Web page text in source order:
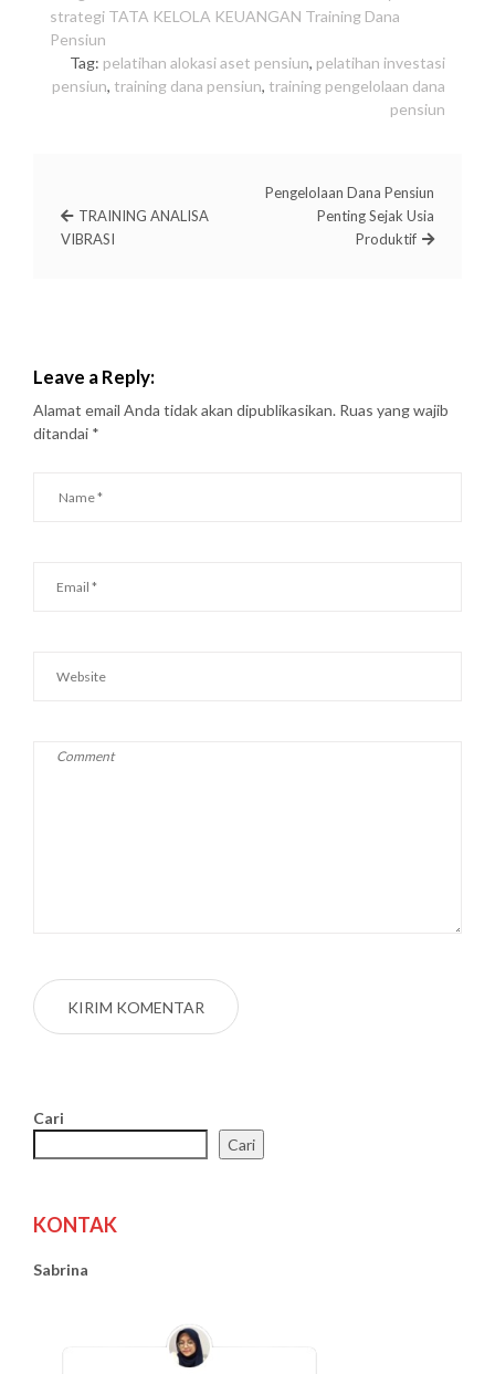
strategi TATA KELOLA KEUANGAN Training Dana
Pensiun
Tag: pelatihan alokasi aset pensiun, pelatihan investasi
pensiun, training dana pensiun, training pengelolaan dana
pensiun
TRAINING ANALISA
VIBRASI
Pengelolaan Dana Pensiun
Penting Sejak Usia
Produktif
Leave a Reply:
Alamat email Anda tidak akan dipublikasikan. Ruas yang wajib
ditandai *
Cari
Cari
KONTAK
Sabrina